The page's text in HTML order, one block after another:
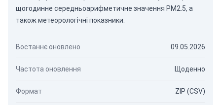
щогодинне середньоарифметичне значення PM2.5, а
також метеорологічні показники.
Востаннє оновлено 09.05.2026
Частота оновлення Щоденно
Формат ZIP (CSV)